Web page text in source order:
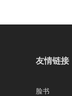
友情链接
脸书